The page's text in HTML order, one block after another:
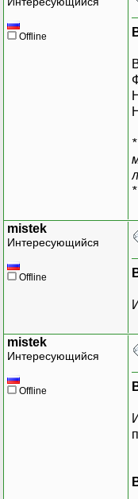
Offline
mistek
Интересующийся
Offline
mistek
Интересующийся
Offline